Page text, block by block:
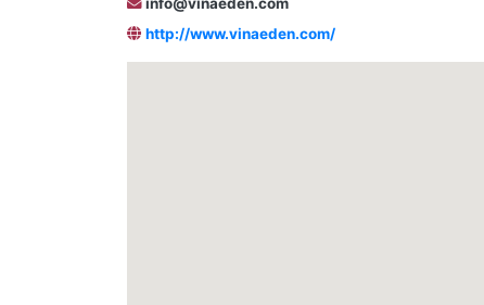
http://www.vinaeden.com/